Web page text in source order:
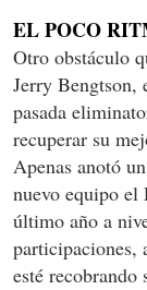
EL POCO
Otro obstáculo
Jerry Bengtson,
pasada
recuperar su
Apenas anotó
nuevo equipo el
último año a
participaciones,
esté recobrando